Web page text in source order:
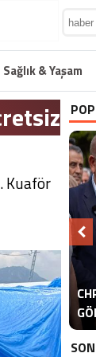
Sağlık & Yaşam
Kuaför